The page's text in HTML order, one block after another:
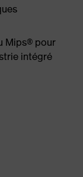
Mips® pour
intégré